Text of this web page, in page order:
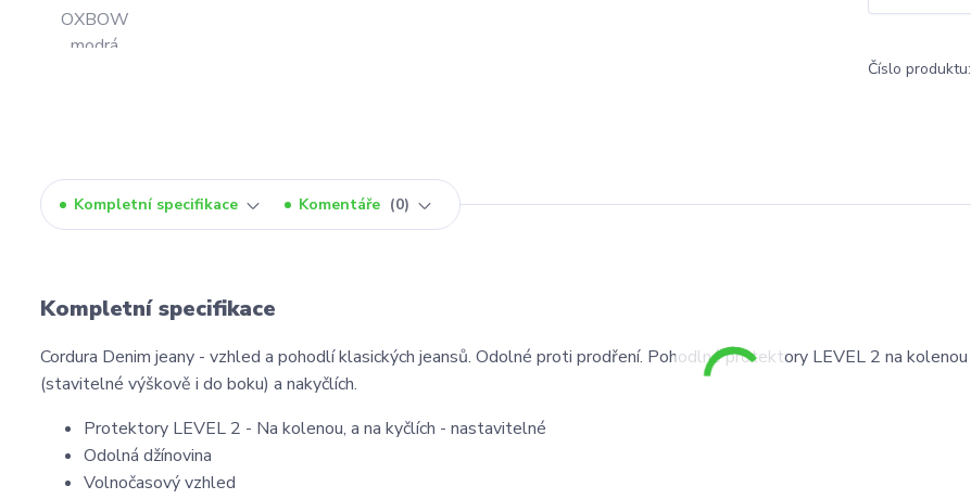
Číslo produktu:
Kompletní specifikace Komentáře 0
Kompletní specifikace
Cordura Denim jeany - vzhled a pohodlí klasických jeansů. Odolné proti prodření. Pohodlné protektory LEVEL 2 na kolenou
(stavitelné výškově i do boku) a nakyčlích.
Protektory LEVEL 2 - Na kolenou, a na kyčlích - nastavitelné
Odolná džínovina
Volnočasový vzhled